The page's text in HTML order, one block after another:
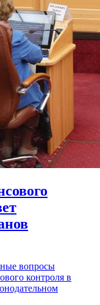
вопросы
контроля в